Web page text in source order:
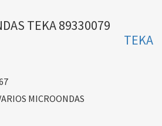
TEKA 89330079
TEKA
MICROONDAS